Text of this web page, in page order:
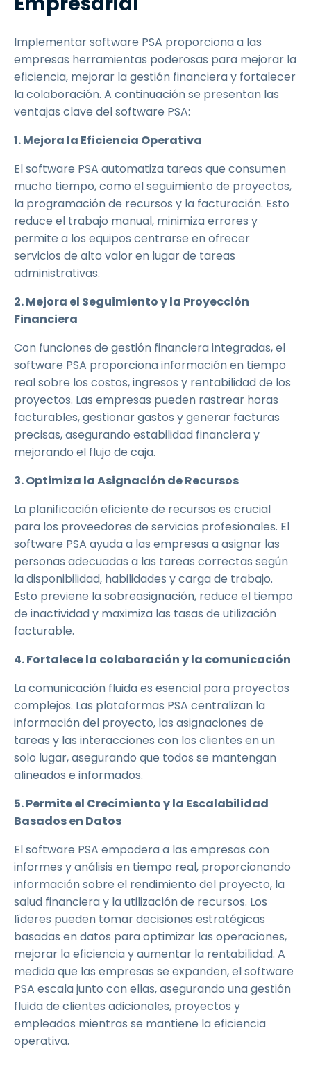
Implementar software PSA proporciona a las
empresas herramientas poderosas para mejorar la
eficiencia, mejorar la gestión financiera y fortalecer
la colaboración. A continuación se presentan las
ventajas clave del software PSA:
1. Mejora la Eficiencia Operativa
El software PSA automatiza tareas que consumen
mucho tiempo, como el seguimiento de proyectos,
la programación de recursos y la facturación. Esto
reduce el trabajo manual, minimiza errores y
permite a los equipos centrarse en ofrecer
servicios de alto valor en lugar de tareas
administrativas.
2. Mejora el Seguimiento y la Proyección
Financiera
Con funciones de gestión financiera integradas, el
software PSA proporciona información en tiempo
real sobre los costos, ingresos y rentabilidad de los
proyectos. Las empresas pueden rastrear horas
facturables, gestionar gastos y generar facturas
precisas, asegurando estabilidad financiera y
mejorando el flujo de caja.
3. Optimiza la Asignación de Recursos
La planificación eficiente de recursos es crucial
para los proveedores de servicios profesionales. El
software PSA ayuda a las empresas a asignar las
personas adecuadas a las tareas correctas según
la disponibilidad, habilidades y carga de trabajo.
Esto previene la sobreasignación, reduce el tiempo
de inactividad y maximiza las tasas de utilización
facturable.
4. Fortalece la colaboración y la comunicación
La comunicación fluida es esencial para proyectos
complejos. Las plataformas PSA centralizan la
información del proyecto, las asignaciones de
tareas y las interacciones con los clientes en un
solo lugar, asegurando que todos se mantengan
alineados e informados.
5. Permite el Crecimiento y la Escalabilidad
Basados en Datos
El software PSA empodera a las empresas con
informes y análisis en tiempo real, proporcionando
información sobre el rendimiento del proyecto, la
salud financiera y la utilización de recursos. Los
líderes pueden tomar decisiones estratégicas
basadas en datos para optimizar las operaciones,
mejorar la eficiencia y aumentar la rentabilidad. A
medida que las empresas se expanden, el software
PSA escala junto con ellas, asegurando una gestión
fluida de clientes adicionales, proyectos y
empleados mientras se mantiene la eficiencia
operativa.